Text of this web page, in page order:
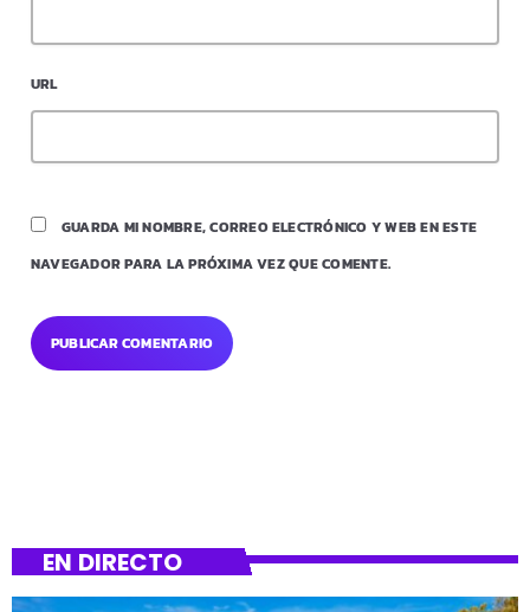
URL
GUARDA MI NOMBRE, CORREO ELECTRÓNICO Y WEB EN ESTE
NAVEGADOR PARA LA PRÓXIMA VEZ QUE COMENTE.
EN DIRECTO